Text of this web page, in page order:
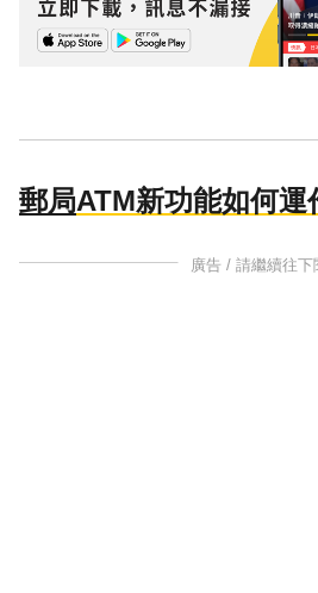
郵局ATM新功能如何運
廣告 / 請繼續往下